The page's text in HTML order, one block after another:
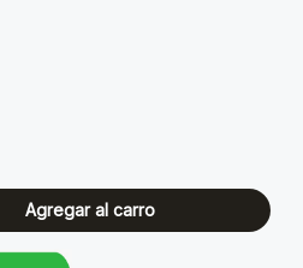
Agregar al carro